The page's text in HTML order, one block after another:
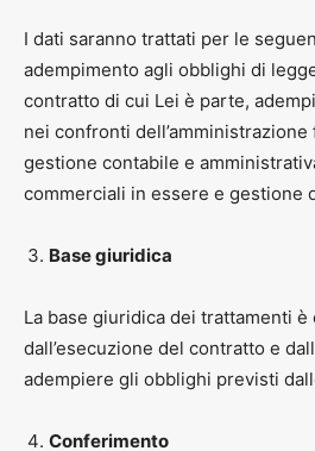
I dati saranno trattati per le
adempimento agli obblighi di
contratto di cui Lei è parte,
nei confronti
gestione contabile e
commerciali in essere e gestione
Base giuridica
La base giuridica dei trattamenti
dall’esecuzione del contratto e
adempiere gli obblighi previsti
Conferimento